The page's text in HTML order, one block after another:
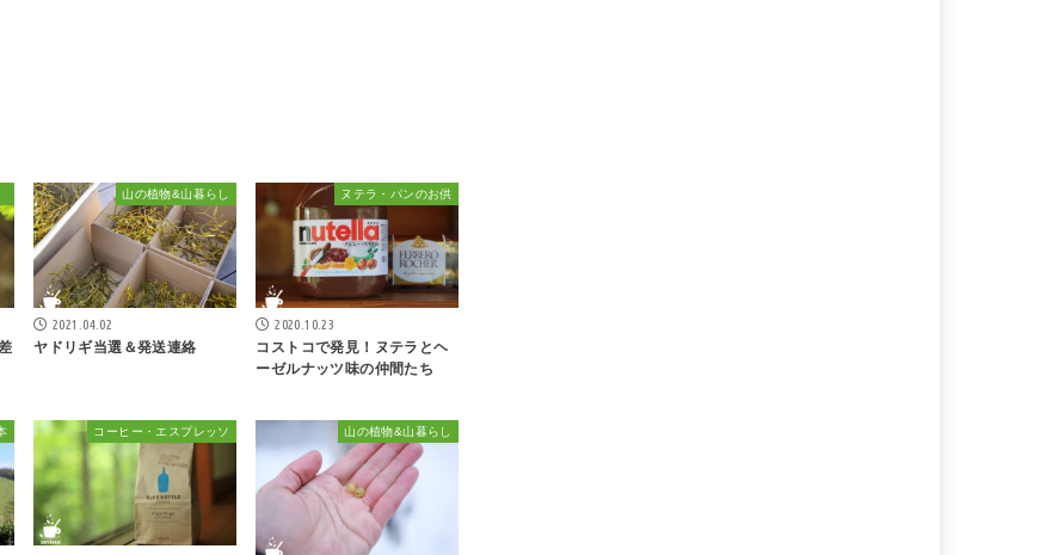
山の植物&山暮らし
2021.04.02
ヤドリギ当選＆発送連絡
ヌテラ・パンのお供
2020.10.23
コストコで発見！ヌテラとヘ
ーゼルナッツ味の仲間たち
コーヒー・エスプレッソ 山の植物&山暮らし